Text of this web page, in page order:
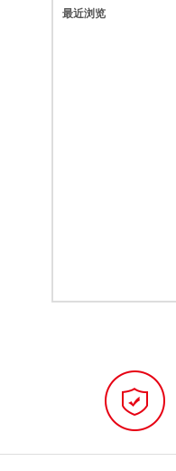
最近浏览